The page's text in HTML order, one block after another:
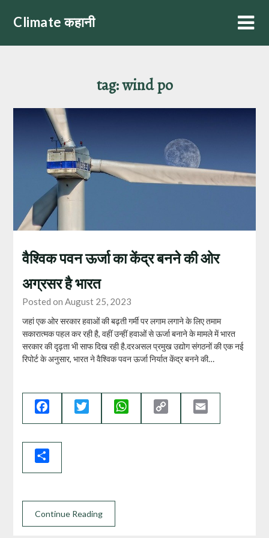
Climate कहानी
tag:wind po
वैश्विक पवन ऊर्जा का केंद्र बनने की ओर
अग्रसर है भारत
Posted on August 25, 2023
जहां एक ओर सरकार हवाओं की बढ़ती गर्मी पर लगाम लगाने के लिए तमाम
सकारात्मक पहल कर रही है, वहीं उन्हीं हवाओं से ऊर्जा बनाने के मामले में भारत
सरकार की दृढ़ता भी साफ दिख रही है.दरअसल प्रमुख उद्योग संगठनों की एक नई
रिपोर्ट के अनुसार, भारत ने वैश्विक पवन ऊर्जा निर्यात केंद्र बनने की…
Facebook Twitter WhatsApp
Link
Continue Reading